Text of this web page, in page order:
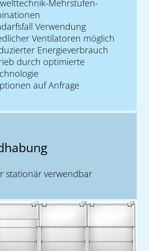
Mehrstufen-
Verwendung
Ventilatoren möglich
Energieverbrauch
durch optimierte
auf Anfrage
stationär verwendbar